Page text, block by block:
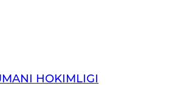
HOKIMLIGI